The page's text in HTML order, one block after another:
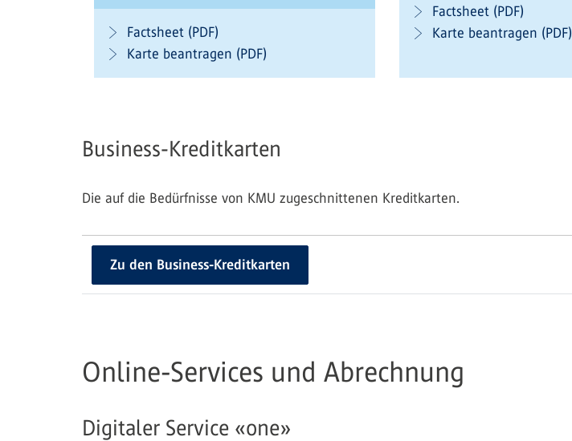
Factsheet (PDF)
Karte beantragen (PDF)
Factsheet (PDF)
Karte beantragen (PDF)
Business-Kreditkarten
Die auf die Bedürfnisse von KMU zugeschnittenen Kreditkarten.
Zu den Business-Kreditkarten
Online-Services und Abrechnung
Digitaler Service «one»